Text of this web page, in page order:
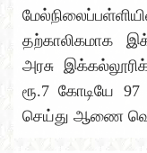
தற்காலிகமாக
அரசு
ரூ.7 கோடியே
செய்து ஆணை